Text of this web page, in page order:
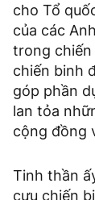
cho Tổ
của các
trong chiến
chiến binh
góp phần
lan tỏa
cộng đồng
Tinh thần
cựu chiến